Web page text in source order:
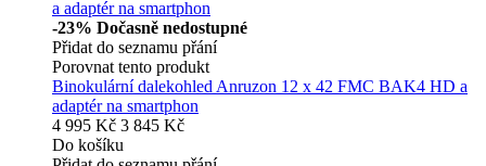
-23% Dočasně nedostupné
Přidat do seznamu přání
Porovnat tento produkt
Binokulární dalekohled Anruzon 12 x 42 FMC BAK4 HD a
adaptér na smartphon
4 995 Kč 3 845 Kč
Do košíku